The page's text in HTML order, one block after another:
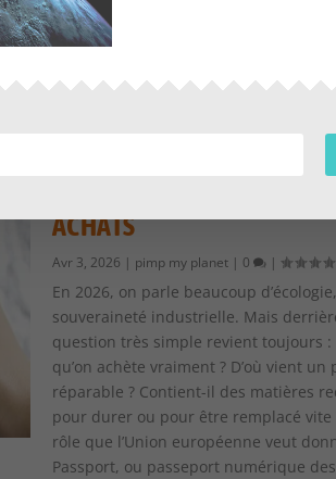
déchets d’emballages, avec des règles
micro-entreprises.
PASSEPORT NUMÉRIQUE
ACHATS
Avr 3, 2026 | pimp my planet| 0 |
En 2026, on parle beaucoup
souveraineté industrielle. Mais
question très simple revient toujours :
qu’on achète vraiment ? D’où vient un
réparable ? Contient-il des matières
pour durer ou pour être remplacé vite
rôle que l’Union européenne veut
Passport, ou passeport numérique